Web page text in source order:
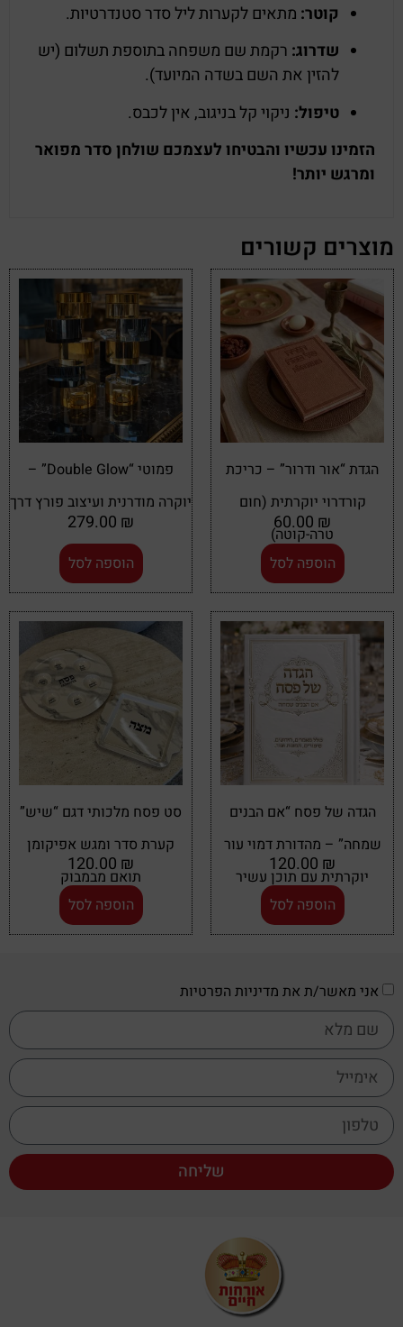
קוטר: מתאים לקערות ליל סדר סטנדרטיות.
שדרוג: רקמת שם משפחה בתוספת תשלום (יש
להזין את השם בשדה המיועד).
טיפול: ניקוי קל בניגוב, אין לכבס.
הזמינו עכשיו והבטיחו לעצמכם שולחן סדר מפואר
ומרגש יותר!
מוצרים קשורים
הגדת “אור ודרור” – כריכת
קורדרוי יוקרתית (חום
טרה-קוטה)
₪
הוספה לסל
פמוטי “Double Glow” –
יוקרה מודרנית ועיצוב פורץ דרך
₪
הוספה לסל
הגדה של פסח “אם הבנים
שמחה” – מהדורת דמוי עור
יוקרתית עם תוכן עשיר
₪
הוספה לסל
סט פסח מלכותי דגם “שיש”
קערת סדר ומגש אפיקומן
תואם מבמבוק
₪
הוספה לסל
אני מאשר/ת את מדיניות הפרטיות
שליחה